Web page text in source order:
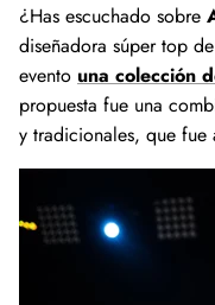
¿Has escuchado sobre
diseñadora súper top
evento una colección
propuesta fue una
y tradicionales, que